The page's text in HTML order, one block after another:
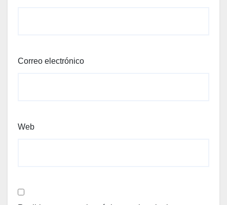
Correo electrónico
Web